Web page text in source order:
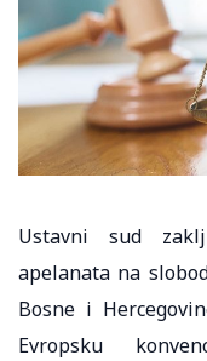
Ustavni sud
apelanata na
Bosne i
Evropsku